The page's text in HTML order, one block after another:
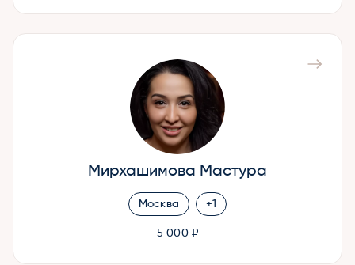
Мирхашимова Мастура
Москва +1
5 000 ₽